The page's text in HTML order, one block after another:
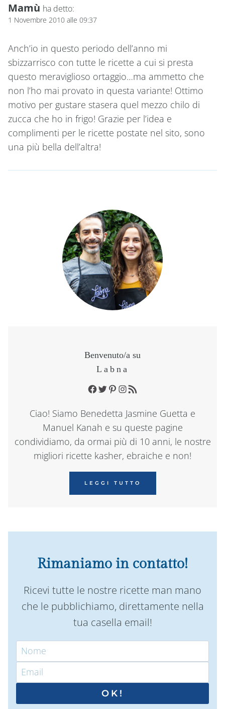
Mamù ha detto:
1 Novembre 2010 alle 09:37
Anch’io in questo periodo dell’anno mi
sbizzarrisco con tutte le ricette a cui si presta
questo meraviglioso ortaggio…ma ammetto che
non l’ho mai provato in questa variante! Ottimo
motivo per gustare stasera quel mezzo chilo di
zucca che ho in frigo! Grazie per l’idea e
complimenti per le ricette postate nel sito, sono
una più bella dell’altra!
Benvenuto/a su
Labna
Facebook
TwitterPinterest
Instagram
RSS Feed
Ciao! Siamo Benedetta Jasmine Guetta e
Manuel Kanah e su queste pagine
condividiamo, da ormai più di 10 anni, le nostre
migliori ricette kasher, ebraiche e non!
LEGGI TUTTO
Rimaniamo in contatto!
Ricevi tutte le nostre ricette man mano
che le pubblichiamo, direttamente nella
tua casella email!
OK!